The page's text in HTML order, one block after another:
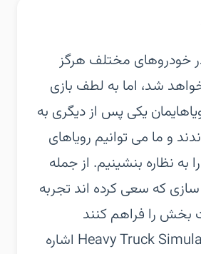
خودروهای مختلف هرگز
شد، اما به لطف بازی
یکی پس از دیگری به
و ما می توانیم رویاهای
به نظاره بنشینیم. از جمله
که سعی کرده اند تجربه
بخش را فراهم کنند
میتوانیم به Heavy Truck Simulator اشاره